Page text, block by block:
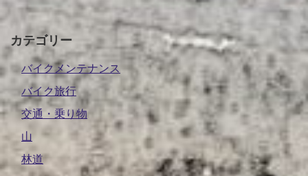
カテゴリー
バイクメンテナンス
バイク旅行
交通・乗り物
山
林道